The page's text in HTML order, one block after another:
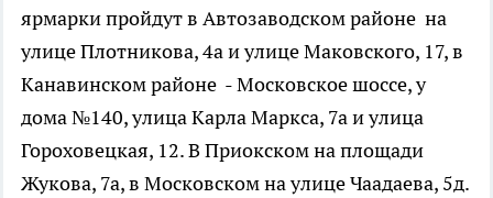
ярмарки пройдут в Автозаводском районе на
улице Плотникова, 4а и улице Маковского, 17, в
Канавинском районе - Московское шоссе, у
дома №140, улица Карла Маркса, 7а и улица
Гороховецкая, 12. В Приокском на площади
Жукова, 7а, в Московском на улице Чаадаева, 5д.